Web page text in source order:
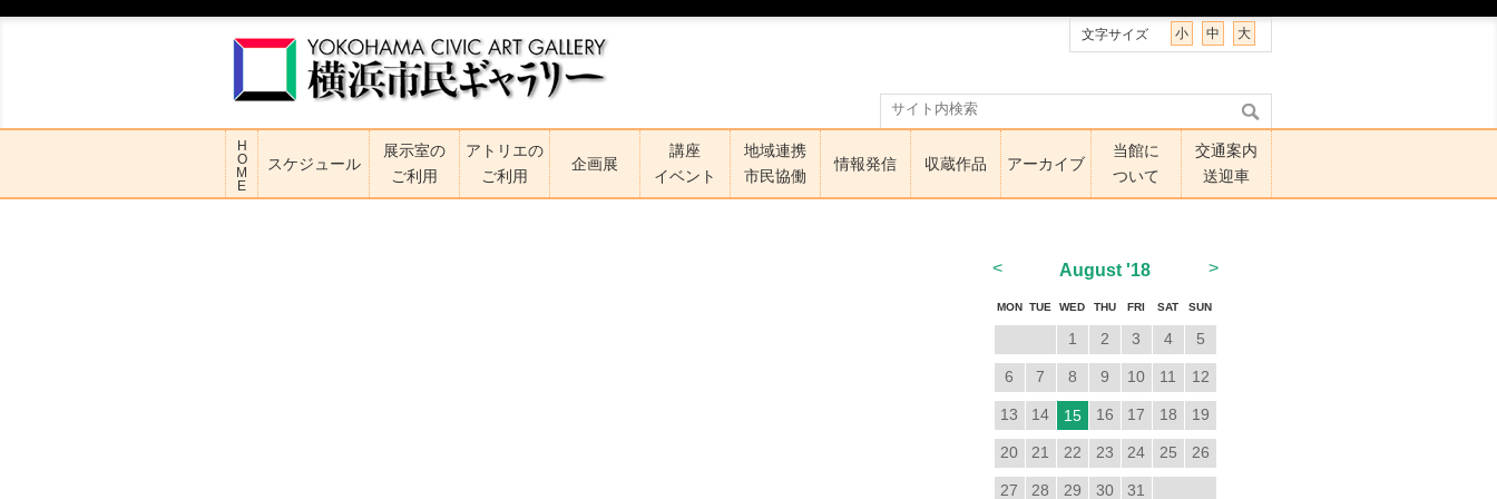
文字サイズ 小 中 大
H
O
M
E
スケジュール
展示室の
ご利用
アトリエの
ご利用
企画展
講座
イベント
地域連携
市民協働
情報発信 収蔵作品 アーカイブ
当館に
ついて
交通案内
送迎車
< August '18 >
MON TUE WED THU FRI SAT SUN
1 2 3 4 5
6 7 8 9 10 11 12
13 14 15 16 17 18 19
20 21 22 23 24 25 26
27 28 29 30 31